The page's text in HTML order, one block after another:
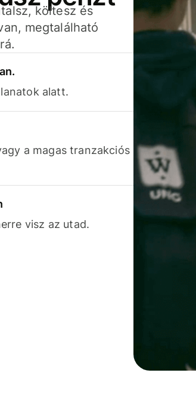
költesz és
megtalálható
alatt.
a magas tranzakciós
visz az utad.